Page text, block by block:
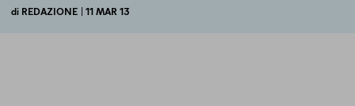
di REDAZIONE | 11 MAR 13